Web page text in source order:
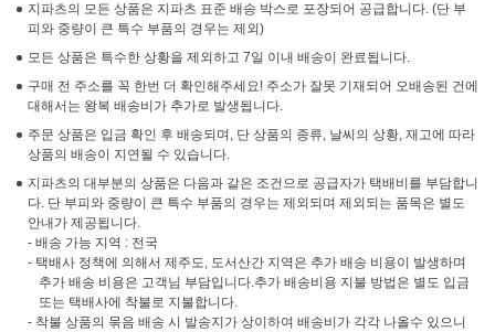
지파츠의 모든 상품은 지파츠 표준 배송 박스로 포장되어 공급합니다. (단 부
피와 중량이 큰 특수 부품의 경우는 제외)
모든 상품은 특수한 상황을 제외하고 7일 이내 배송이 완료됩니다.
구매 전 주소를 꼭 한번 더 확인해주세요! 주소가 잘못 기재되어 오배송된 건에
대해서는 왕복 배송비가 추가로 발생됩니다.
주문 상품은 입금 확인 후 배송되며, 단 상품의 종류, 날씨의 상황, 재고에 따라
상품의 배송이 지연될 수 있습니다.
지파츠의 대부분의 상품은 다음과 같은 조건으로 공급자가 택배비를 부담합니
다. 단 부피와 중량이 큰 특수 부품의 경우는 제외되며 제외되는 품목은 별도
안내가 제공됩니다.
- 배송 가능 지역 : 전국
- 택배사 정책에 의해서 제주도, 도서산간 지역은 추가 배송 비용이 발생하며
추가 배송 비용은 고객님 부담입니다.추가 배송비용 지불 방법은 별도 입금
또는 택배사에 착불로 지불합니다.
- 착불 상품의 묶음 배송 시 발송지가 상이하여 배송비가 각각 나올수 있으니